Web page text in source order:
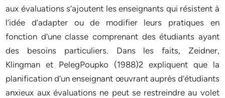
aux évaluations s’ajoutent les enseignants qui résistent à
l’idée d’adapter ou de modifier leurs pratiques en
fonction d’une classe comprenant des étudiants ayant
des besoins particuliers. Dans les faits, Zeidner,
Klingman et PelegPoupko (1988)2 expliquent que la
planification d’un enseignant œuvrant auprès d’étudiants
anxieux aux évaluations ne peut se restreindre au volet